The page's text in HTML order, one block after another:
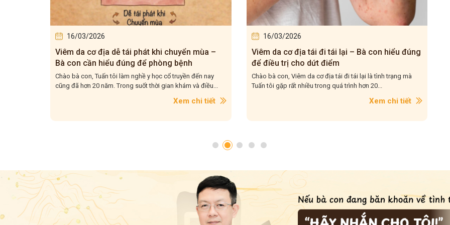
tái phát khi chuyển mùa –
đúng để phòng bệnh
làm nghề y học cổ truyền đến nay
Trong suốt thời gian khám và điều...
Viêm da cơ địa tái đi tái lại – Bà con hiểu đúng
để điều trị cho dứt điểm
Chào bà con, Viêm da cơ địa tái đi tái lại là tình trạng mà
Tuấn tôi gặp rất nhiều trong quá trình hơn 20...
5 bài thuốc Đông y chữa viêm
– Tuấn tôi chia sẻ để bà con
Chào bà con, Viêm xoang mãn tính là
gặp rất nhiều trong quá trình khám